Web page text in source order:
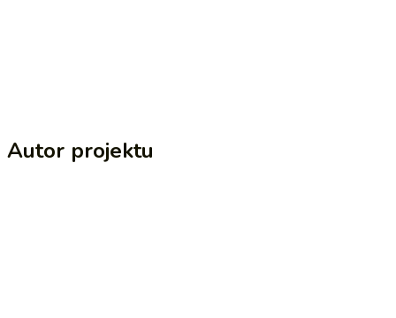
Autor projektu